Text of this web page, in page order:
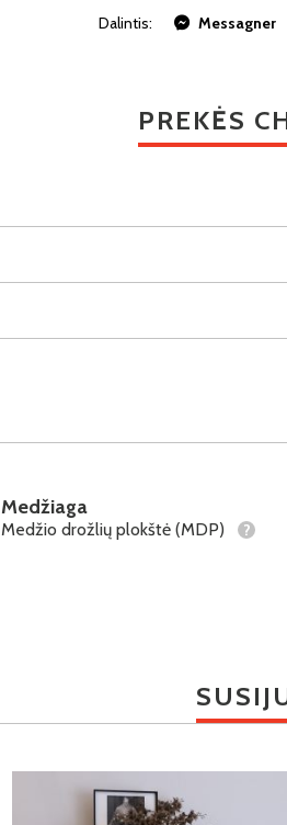
Dalintis: Messagner
PREKĖS
Medžiaga
Medžio drožlių plokštė (MDP) ?